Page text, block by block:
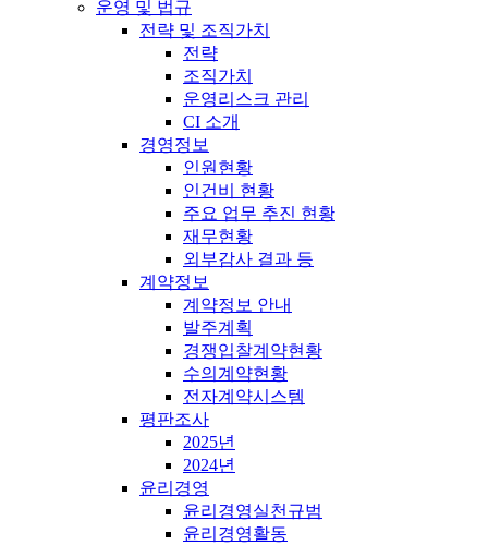
운영 및 법규
전략 및 조직가치
전략
조직가치
운영리스크 관리
CI 소개
경영정보
인원현황
인건비 현황
주요 업무 추진 현황
재무현황
외부감사 결과 등
계약정보
계약정보 안내
발주계획
경쟁입찰계약현황
수의계약현황
전자계약시스템
평판조사
2025년
2024년
윤리경영
윤리경영실천규범
윤리경영활동